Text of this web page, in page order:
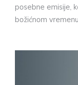
posebne emisije,
božićnom